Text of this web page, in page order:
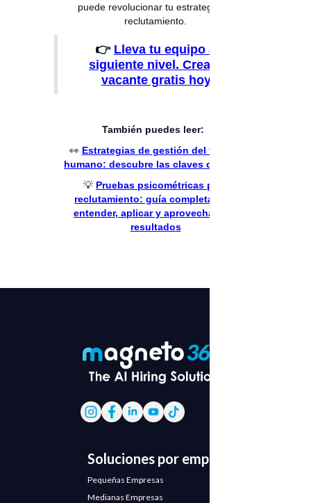
puede revolucionar tu estrategia de
reclutamiento.
👉 Lleva tu equipo al
siguiente nivel. Crea tu
vacante gratis hoy.
También puedes leer:
👀 Estrategias de gestión del talento
humano: descubre las claves del éxito
💡 Pruebas psicométricas para
reclutamiento: guía completa para
entender, aplicar y aprovechar sus
resultados
Soluciones por empresa
Pequeñas Empresas
Medianas Empresas